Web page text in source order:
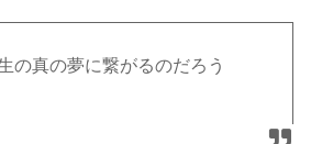
の真の夢に繋がるのだろう